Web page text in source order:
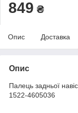
849 ₴
Опис Доставка
Опис
Палець задньої
1522-4605036